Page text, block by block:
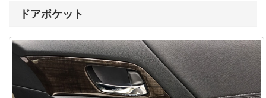
ドアポケット